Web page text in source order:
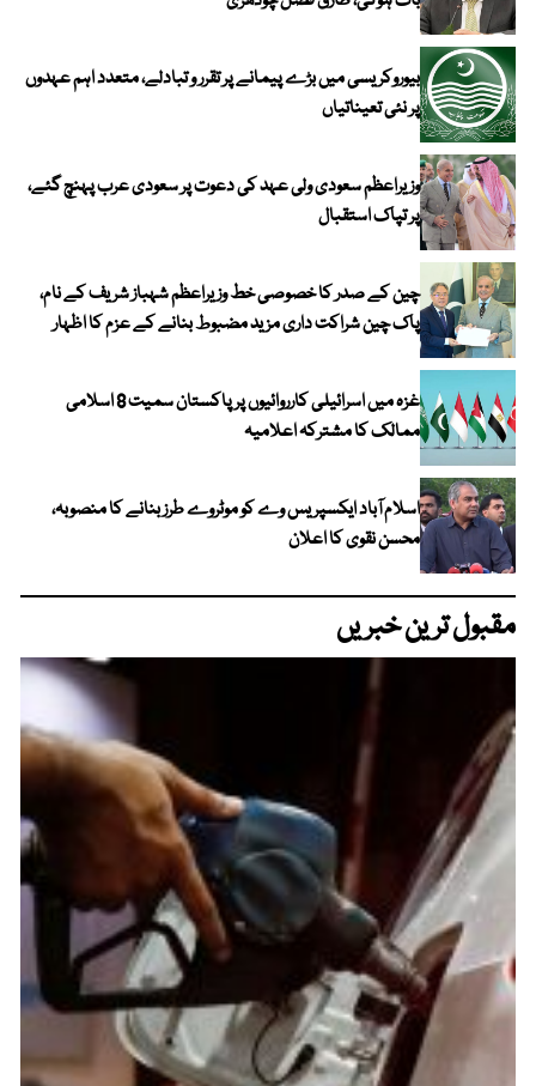
بیوروکریسی میں بڑے پیمانے پر تقرر و تبادلے، متعدد اہم عہدوں
پر نئی تعیناتیاں
وزیراعظم سعودی ولی عہد کی دعوت پر سعودی عرب پہنچ گئے،
پر تپاک استقبال
چین کے صدر کا خصوصی خط وزیراعظم شہباز شریف کے نام،
پاک چین شراکت داری مزید مضبوط بنانے کے عزم کا اظہار
غزہ میں اسرائیلی کارروائیوں پر پاکستان سمیت 8 اسلامی
ممالک کا مشترکہ اعلامیہ
اسلام آباد ایکسپریس وے کو موٹروے طرز بنانے کا منصوبہ،
محسن نقوی کا اعلان
مقبول ترین خبریں